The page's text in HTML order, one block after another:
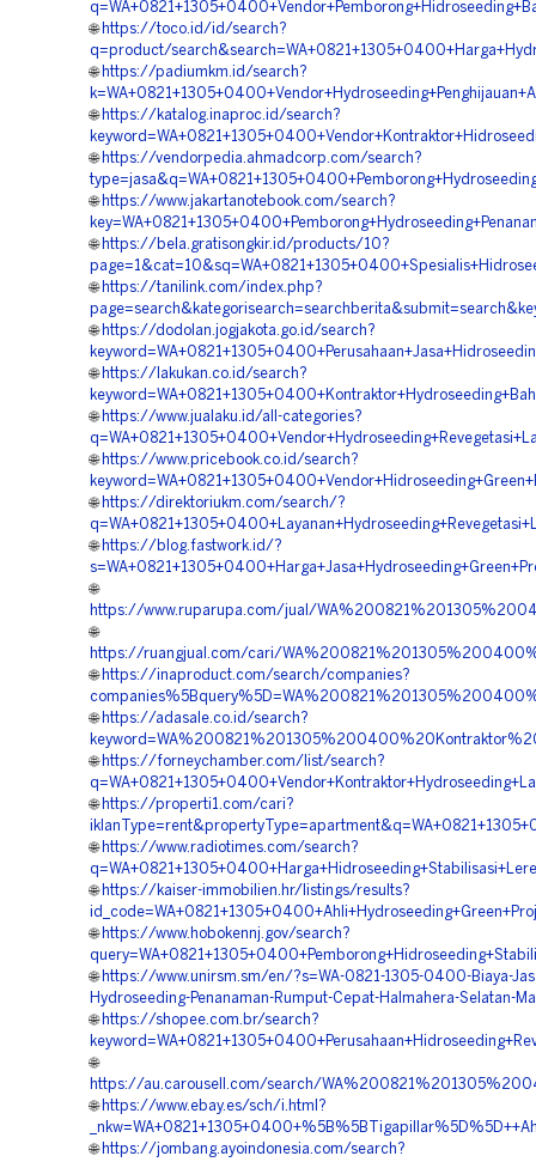
🌐 https://toco.id/id/search?
q=product/
🌐 https://padiumkm.id/search?
🌐 https://katalog.inaproc.id/search?
🌐 https://vendorpedia.ahmadcorp.com/search?
🌐 https://www.jakartanotebook.com/search?
🌐 https://bela.gratisongkir.id/products/10?
🌐 https://tanilink.com/index.php?
🌐 https://dodolan.jogjakota.go.id/search?
🌐 https://lakukan.co.id/search?
🌐 https://www.jualaku.id/all-categories?
🌐 https://www.pricebook.co.id/search?
🌐 https://direktoriukm.com/search/?
🌐 https://blog.fastwork.id/?
🌐
https://www.ruparupa.com/jual/
🌐
https://ruangjual.com/cari/
🌐 https://inaproduct.com/search/companies?
🌐 https://adasale.co.id/search?
🌐 https://forneychamber.com/list/search?
🌐 https://properti1.com/cari?
🌐 https://www.radiotimes.com/search?
🌐 https://kaiser-immobilien.hr/listings/results?
🌐 https://www.hobokennj.gov/search?
🌐 https://www.unirsm.sm/en/?s=WA-0821-1305-0400-Biaya-
Hydroseeding-Penanaman-Rumput-Cepat-Halmahera-Selatan-
🌐 https://shopee.com.br/search?
🌐
https://au.carousell.com/search/
🌐 https://www.ebay.es/sch/i.html?
🌐 https://jombang.ayoindonesia.com/search?